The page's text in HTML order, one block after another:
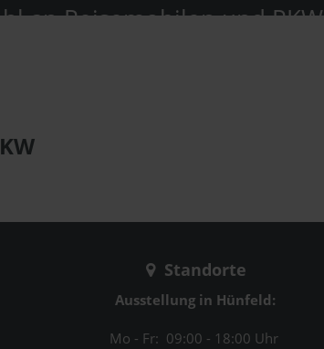
an Reisemobilen und PKW
Standorte
Ausstellung in Hünfeld:
Mo - Fr: 09:00 - 18:00 Uhr